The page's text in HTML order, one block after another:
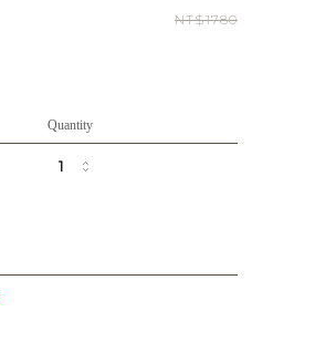
NT$1780
Quantity